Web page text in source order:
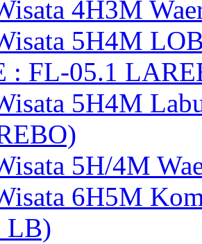
4H3M
5H4M
: FL-05.1
5H4M
5H/4M
6H5M
LB)